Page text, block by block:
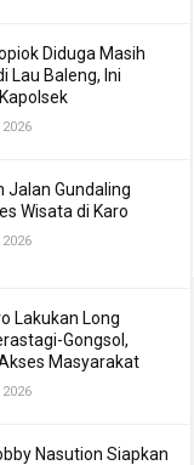
Diduga Masih
Lau Baleng, Ini
2026
Jalan Gundaling
Wisata di Karo
2026
Lakukan Long
Gongsol,
Masyarakat
2026
Nasution Siapkan